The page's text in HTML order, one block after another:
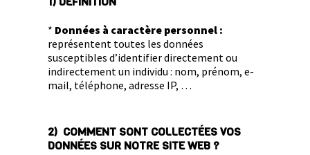
* Données à caractère personnel :
représentent toutes les données
susceptibles d’identifier directement ou
indirectement un individu : nom, prénom, e-
mail, téléphone, adresse IP, …
2) COMMENT SONT COLLECTÉES VOS
DONNÉES SUR NOTRE SITE WEB ?